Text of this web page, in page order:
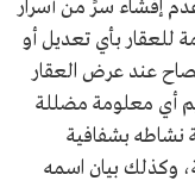
إفشاء سرٍّ من أسرار
للعقار بأي تعديل أو
عند عرض العقار
أي معلومة مضللة
نشاطه بشفافية
وكذلك بيان اسمه